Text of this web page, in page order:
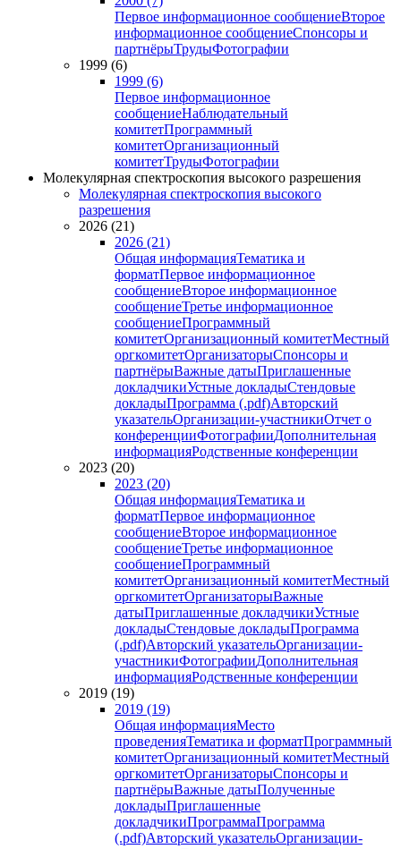
Первое информационное сообщениеВторое
информационное сообщениеСпонсоры и
партнёрыТрудыФотографии
1999 (6)
1999 (6)
Первое информационное
сообщениеНаблюдательный
комитетПрограммный
комитетОрганизационный
комитетТрудыФотографии
Молекулярная спектроскопия высокого разрешения
Молекулярная спектроскопия высокого
разрешения
2026 (21)
2026 (21)
Общая информацияТематика и
форматПервое информационное
сообщениеВторое информационное
сообщениеТретье информационное
сообщениеПрограммный
комитетОрганизационный комитетМестный
оргкомитетОрганизаторыСпонсоры и
партнёрыВажные датыПриглашенные
докладчикиУстные докладыСтендовые
докладыПрограмма (.pdf)Авторский
указательОрганизации-участникиОтчет о
конференцииФотографииДополнительная
информацияРодственные конференции
2023 (20)
2023 (20)
Общая информацияТематика и
форматПервое информационное
сообщениеВторое информационное
сообщениеТретье информационное
сообщениеПрограммный
комитетОрганизационный комитетМестный
оргкомитетОрганизаторыВажные
датыПриглашенные докладчикиУстные
докладыСтендовые докладыПрограмма
(.pdf)Авторский указательОрганизации-
участникиФотографииДополнительная
информацияРодственные конференции
2019 (19)
2019 (19)
Общая информацияМесто
проведенияТематика и форматПрограммный
комитетОрганизационный комитетМестный
оргкомитетОрганизаторыСпонсоры и
партнёрыВажные датыПолученные
докладыПриглашенные
докладчикиПрограммаПрограмма
(.pdf)Авторский указательОрганизации-